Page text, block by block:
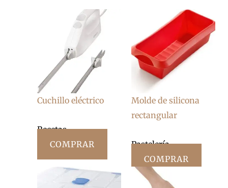
Cuchillo eléctrico
Recetas
COMPRAR
Molde de silicona
rectangular
Pastelería
COMPRAR